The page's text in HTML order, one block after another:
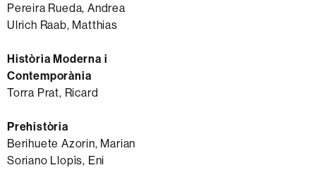
Pereira Rueda, Andrea
Ulrich Raab, Matthias
Història Moderna i
Contemporània
Torra Prat, Ricard
Prehistòria
Berihuete Azorin, Marian
Soriano Llopìs, Eni